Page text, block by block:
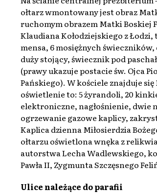
ołtarz wmontowany jest obraz
ruchomym obrazem Matki Boskiej
Klaudiana Kołodziejskiego z
mensa, 6 mosiężnych
duży stojący, świecznik pod
(prawy ukazuje postacie św. Ojca
Pańskiego). W kościele znajduje
oświetlenie to: 5 żyrandoli, 20
elektroniczne, nagłośnienie, dwie
ogrzewanie gazowe kaplicy,
Kaplica dzienna Miłosierdzia
ołtarzu oświetlona wnęka z
autorstwa Lecha Wadlewskiego,
Pawła II, Zygmunta Szczęsnego
Ulice należące do parafii